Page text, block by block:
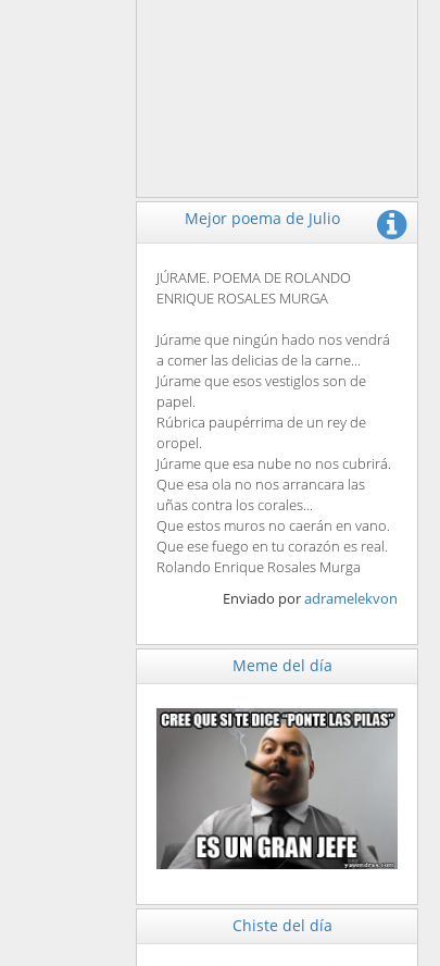
Mejor poema de Julio
JÚRAME. POEMA DE ROLANDO
ENRIQUE ROSALES MURGA
Júrame que ningún hado nos vendrá
a comer las delicias de la carne...
Júrame que esos vestiglos son de
papel.
Rúbrica paupérrima de un rey de
oropel.
Júrame que esa nube no nos cubrirá.
Que esa ola no nos arrancara las
uñas contra los corales...
Que estos muros no caerán en vano.
Que ese fuego en tu corazón es real.
Rolando Enrique Rosales Murga
Enviado poradramelekvon
Meme del día
Chiste del día